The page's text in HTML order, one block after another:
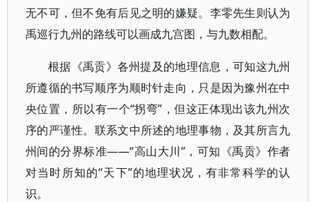
无不可，但不免有后见之明的嫌疑。李零先生则认为
禹巡行九州的路线可以画成九宫图，与九数相配。
根据《禹贡》各州提及的地理信息，可知这九州
所遵循的书写顺序为顺时针走向，只是因为豫州在中
央位置，所以有一个“拐弯”，但这正体现出该九州次
序的严谨性。联系文中所述的地理事物，及其所言九
州间的分界标准——“高山大川”，可知《禹贡》作者
对当时所知的“天下”的地理状况，有非常科学的认
识。